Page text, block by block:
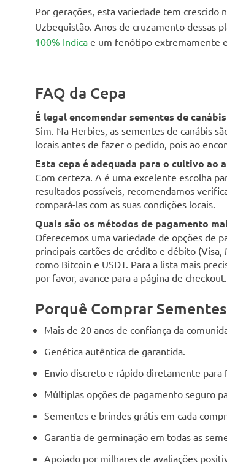
Por gerações, esta variedade tem
Uzbequistão. Anos de cruzamento dessas
100% Indica e um fenótipo extremamente
FAQ da Cepa
É legal encomendar sementes de
Sim. Na Herbies, as sementes de canábis
locais antes de fazer o pedido, pois ao
Esta cepa é adequada para o cultivo ao
Com certeza. A é uma excelente escolha
resultados possíveis, recomendamos
compará-las com as suas condições locais.
Quais são os métodos de pagamento
Oferecemos uma variedade de opções de
principais cartões de crédito e débito (Visa,
como Bitcoin e USDT. Para a lista mais
por favor, avance para a página de checkout.
Porquê Comprar
Mais de 20 anos de confiança da
Genética autêntica de garantida.
Envio discreto e rápido diretamente para
Múltiplas opções de pagamento seguro
Sementes e brindes grátis em cada
Garantia de germinação em todas as
Apoiado por milhares de avaliações